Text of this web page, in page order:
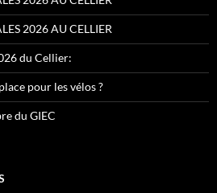
2026 AU CELLIER
du Cellier:
pour les vélos ?
du GIEC